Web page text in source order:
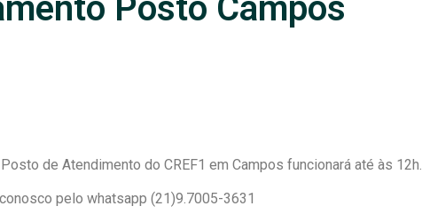
Posto Campos
de Atendimento do CREF1 em Campos funcionará até às 12h.
pelo whatsapp (21)9.7005-3631